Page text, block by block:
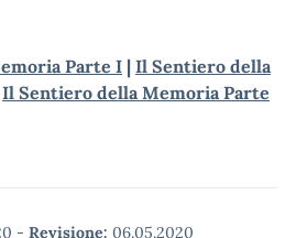
Parte I | Il Sentiero della
Il Sentiero della Memoria Parte
- Revisione: 06.05.2020